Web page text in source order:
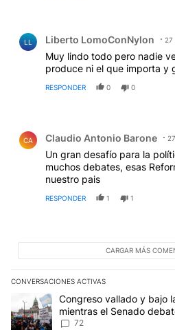
LL Liberto LomoConNylon 27
Muy lindo todo pero nadie
produce ni el que importa y
RESPONDER 0 0
CA Claudio Antonio Barone
Un gran desafío para la
muchos debates, esas
nuestro pais
RESPONDER 1 1
CARGAR MÁS
CONVERSACIONES ACTIVAS
Este listado muestra los artículos
Un artículo de tendencia con el
Congreso vallado y bajo
mientras el Senado
Privada
72